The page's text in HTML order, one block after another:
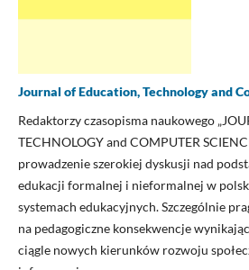
Journal of Education, Technology and
Redaktorzy czasopisma naukowego
TECHNOLOGY and COMPUTER
prowadzenie szerokiej dyskusji nad
edukacji formalnej i nieformalnej w
systemach edukacyjnych. Szczególnie
na pedagogiczne konsekwencje
ciągle nowych kierunków rozwoju